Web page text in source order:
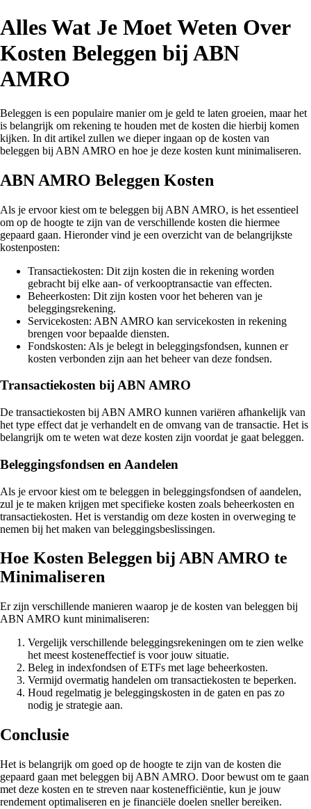
Alles Wat Je Moet Weten Over
Kosten Beleggen bij ABN
AMRO
Beleggen is een populaire manier om je geld te laten groeien, maar het
is belangrijk om rekening te houden met de kosten die hierbij komen
kijken. In dit artikel zullen we dieper ingaan op de kosten van
beleggen bij ABN AMRO en hoe je deze kosten kunt minimaliseren.
ABN AMRO Beleggen Kosten
Als je ervoor kiest om te beleggen bij ABN AMRO, is het essentieel
om op de hoogte te zijn van de verschillende kosten die hiermee
gepaard gaan. Hieronder vind je een overzicht van de belangrijkste
kostenposten:
Transactiekosten: Dit zijn kosten die in rekening worden
gebracht bij elke aan- of verkooptransactie van effecten.
Beheerkosten: Dit zijn kosten voor het beheren van je
beleggingsrekening.
Servicekosten: ABN AMRO kan servicekosten in rekening
brengen voor bepaalde diensten.
Fondskosten: Als je belegt in beleggingsfondsen, kunnen er
kosten verbonden zijn aan het beheer van deze fondsen.
Transactiekosten bij ABN AMRO
De transactiekosten bij ABN AMRO kunnen variëren afhankelijk van
het type effect dat je verhandelt en de omvang van de transactie. Het is
belangrijk om te weten wat deze kosten zijn voordat je gaat beleggen.
Beleggingsfondsen en Aandelen
Als je ervoor kiest om te beleggen in beleggingsfondsen of aandelen,
zul je te maken krijgen met specifieke kosten zoals beheerkosten en
transactiekosten. Het is verstandig om deze kosten in overweging te
nemen bij het maken van beleggingsbeslissingen.
Hoe Kosten Beleggen bij ABN AMRO te
Minimaliseren
Er zijn verschillende manieren waarop je de kosten van beleggen bij
ABN AMRO kunt minimaliseren:
Vergelijk verschillende beleggingsrekeningen om te zien welke
het meest kosteneffectief is voor jouw situatie.
Beleg in indexfondsen of ETFs met lage beheerkosten.
Vermijd overmatig handelen om transactiekosten te beperken.
Houd regelmatig je beleggingskosten in de gaten en pas zo
nodig je strategie aan.
Conclusie
Het is belangrijk om goed op de hoogte te zijn van de kosten die
gepaard gaan met beleggen bij ABN AMRO. Door bewust om te gaan
met deze kosten en te streven naar kostenefficiëntie, kun je jouw
rendement optimaliseren en je financiële doelen sneller bereiken.